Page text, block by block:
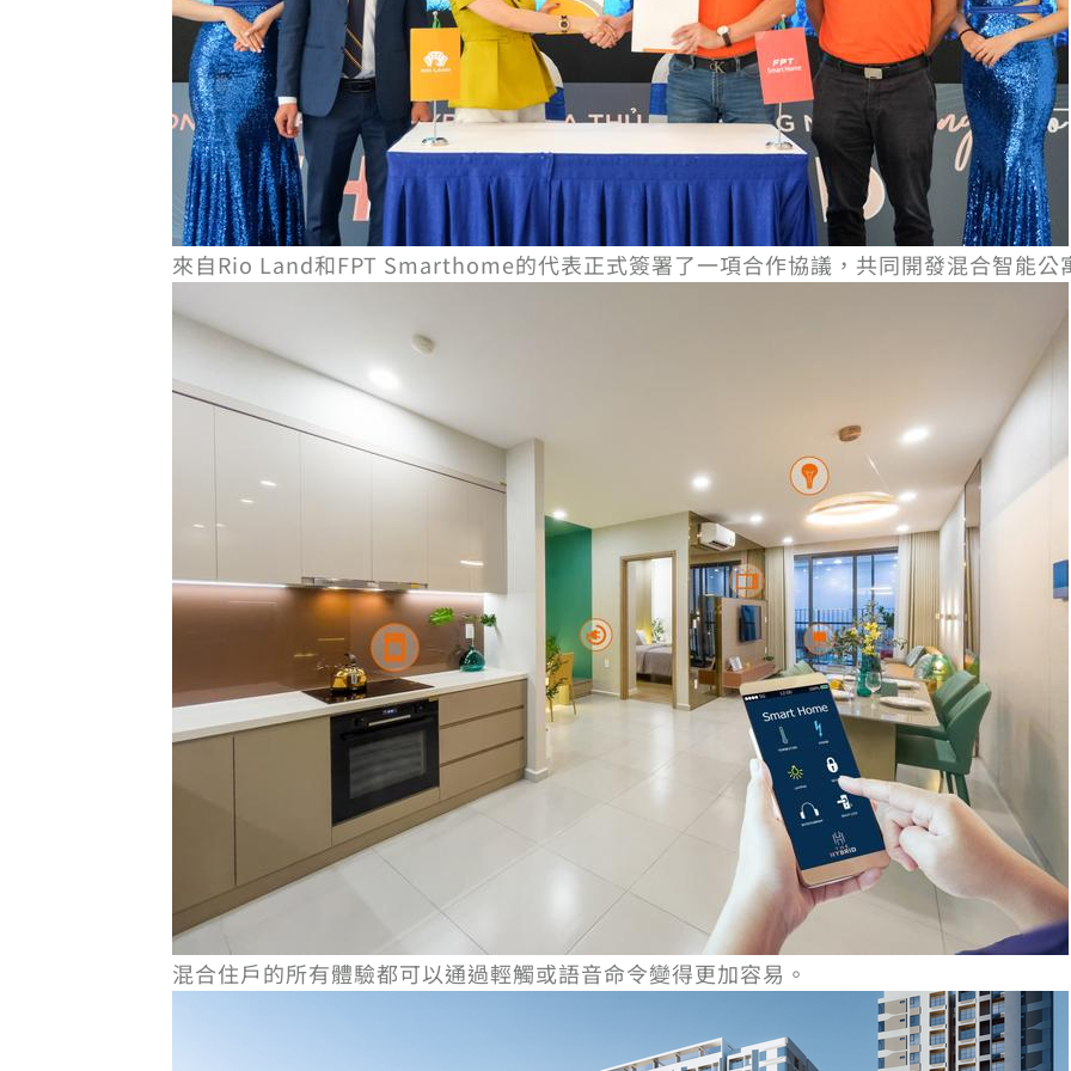
來自Rio Land和FPT Smarthome的代表正式簽署了一項合作協議，共同開發混合智能公
混合住戶的所有體驗都可以通過輕觸或語音命令變得更加容易。